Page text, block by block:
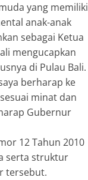
yang memiliki
anak-anak
sebagai Ketua
mengucapkan
di Pulau Bali.
berharap ke
minat dan
Gubernur
12 Tahun 2010
serta struktur
tersebut.